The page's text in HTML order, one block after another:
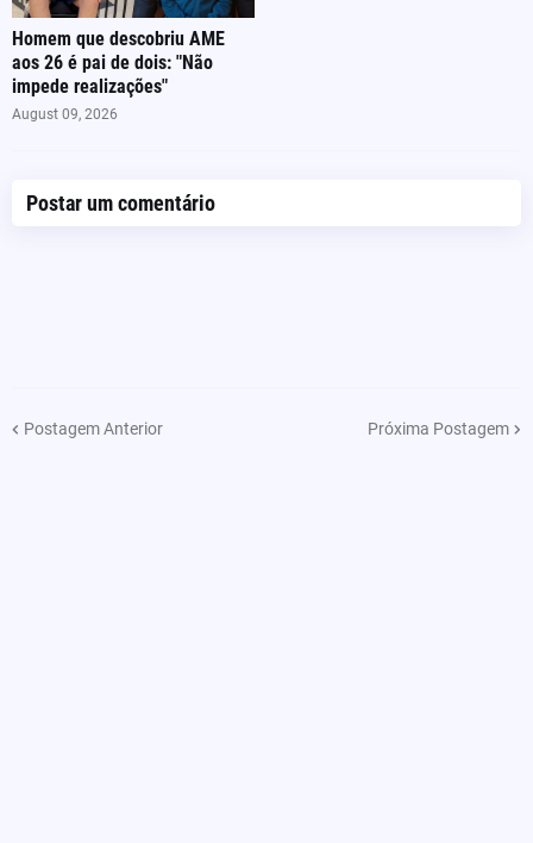
Homem que descobriu AME
aos 26 é pai de dois: "Não
impede realizações"
August 09, 2026
Postar um comentário
Postagem Anterior Próxima Postagem